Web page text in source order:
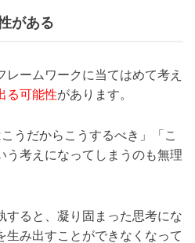
がある
ームワークに当てはめて考え
る可能性があります。
うだからこうするべき」「こ
う考えになってしまうのも無理
すると、凝り固まった思考にな
生み出すことができなくなって